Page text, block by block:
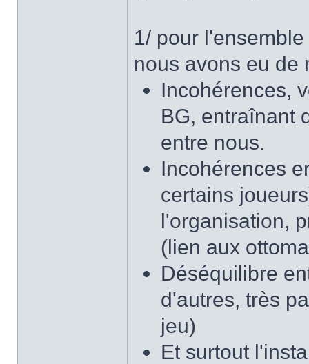
1/ pour
nous avons eu de
Incohérences,
BG, entraînant
entre nous.
Incohérences
certains
l'organisation,
(lien aux
Déséquilibre
d'autres, très
jeu)
Et surtout